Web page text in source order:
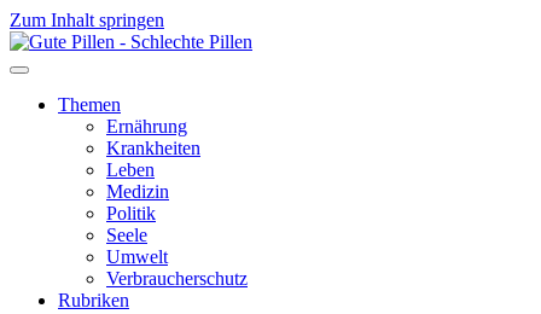
Zum Inhalt springen
Themen
Ernährung
Krankheiten
Leben
Medizin
Politik
Seele
Umwelt
Verbraucherschutz
Rubriken